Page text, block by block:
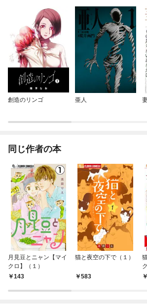
創造のリンゴ 亜人
同じ作者の本
月見豆とニャン【マイ
クロ】（１）
143
猫と夜空の下で（１）
583